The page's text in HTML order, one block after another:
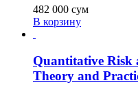
482 000 сум
В корзину
Quantitative Risk
Theory and